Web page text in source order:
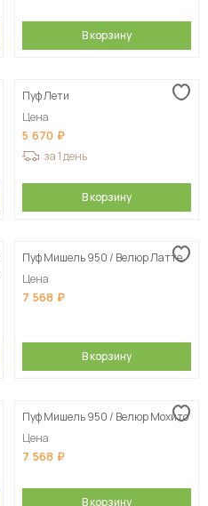
В корзину
Пуф Лети
Цена
5 670
за 1 день
В корзину
Пуф Мишель 950 / Велюр Латте
Цена
7 568
В корзину
Пуф Мишель 950 / Велюр Мохито
Цена
7 568
В корзину